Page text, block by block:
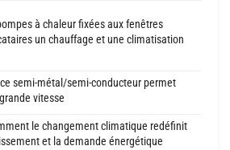
à chaleur fixées aux fenêtres
un chauffage et une climatisation
semi-métal/semi-conducteur permet
vitesse
le changement climatique redéfinit
et la demande énergétique